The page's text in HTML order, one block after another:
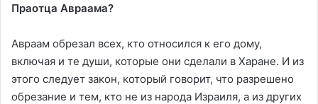
Праотца Авраама?
Авраам обрезал всех, кто относился к его дому,
включая и те души, которые они сделали в Харане. И из
этого следует закон, который говорит, что разрешено
обрезание и тем, кто не из народа Израиля, а из других